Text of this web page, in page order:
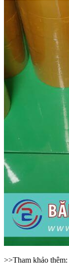
>>Tham khảo thêm: